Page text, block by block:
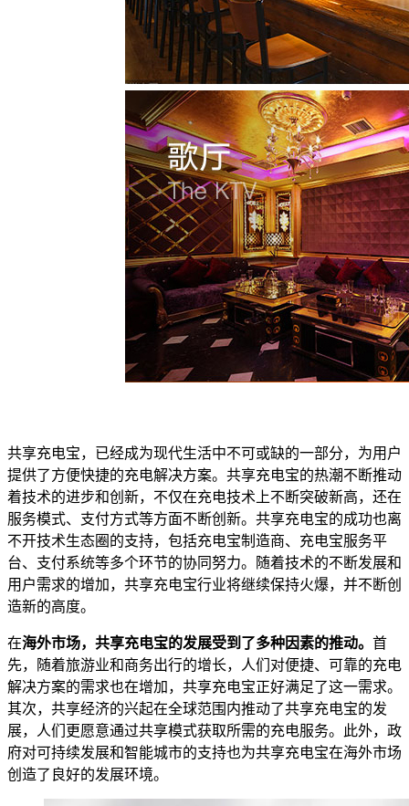
共享充电宝，已经成为现代生活中不可或缺的一部分，为用户
提供了方便快捷的充电解决方案。共享充电宝的热潮不断推动
着技术的进步和创新，不仅在充电技术上不断突破新高，还在
服务模式、支付方式等方面不断创新。共享充电宝的成功也离
不开技术生态圈的支持，包括充电宝制造商、充电宝服务平
台、支付系统等多个环节的协同努力。随着技术的不断发展和
用户需求的增加，共享充电宝行业将继续保持火爆，并不断创
造新的高度。
在海外市场，共享充电宝的发展受到了多种因素的推动。 首
先，随着旅游业和商务出行的增长，人们对便捷、可靠的充电
解决方案的需求也在增加，共享充电宝正好满足了这一需求。
其次，共享经济的兴起在全球范围内推动了共享充电宝的发
展，人们更愿意通过共享模式获取所需的充电服务。此外，政
府对可持续发展和智能城市的支持也为共享充电宝在海外市场
创造了良好的发展环境。